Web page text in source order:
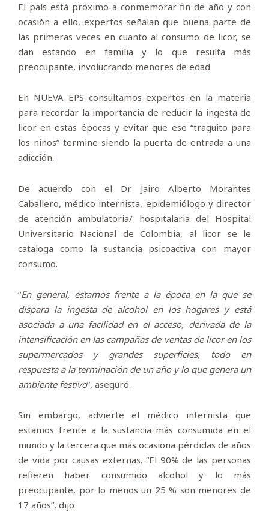
El país está próximo a conmemorar fin de año y con
ocasión a ello, expertos señalan que buena parte de
las primeras veces en cuanto al consumo de licor, se
dan estando en familia y lo que resulta más
preocupante, involucrando menores de edad.
En NUEVA EPS consultamos expertos en la materia
para recordar la importancia de reducir la ingesta de
licor en estas épocas y evitar que ese “traguito para
los niños” termine siendo la puerta de entrada a una
adicción.
De acuerdo con el Dr. Jairo Alberto Morantes
Caballero, médico internista, epidemiólogo y director
de atención ambulatoria/ hospitalaria del Hospital
Universitario Nacional de Colombia, al licor se le
cataloga como la sustancia psicoactiva con mayor
consumo.
“En general, estamos frente a la época en la que se
dispara la ingesta de alcohol en los hogares y está
asociada a una facilidad en el acceso, derivada de la
intensificación en las campañas de ventas de licor en los
supermercados y grandes superficies, todo en
respuesta a la terminación de un año y lo que genera un
ambiente festivo”, aseguró.
Sin embargo, advierte el médico internista que
estamos frente a la sustancia más consumida en el
mundo y la tercera que más ocasiona pérdidas de años
de vida por causas externas. “El 90% de las personas
refieren haber consumido alcohol y lo más
preocupante, por lo menos un 25 % son menores de
17 años”, dijo